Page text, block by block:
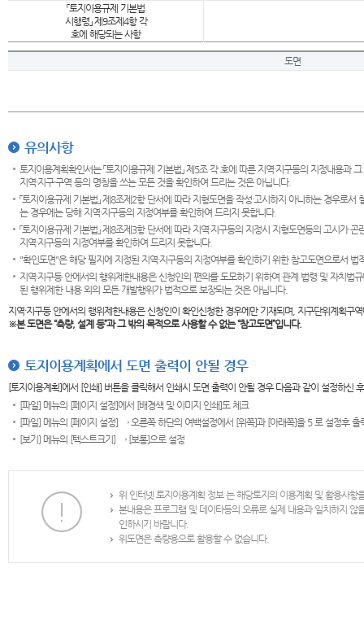
「토지이용규제 기본법
시행령」 제9조제4항 각
호에 해당되는 사항
도면
유의사항
토지이용계획확인서는 「토지이용규제 기본법」 제5조 각 호에 따른 지역·지구등의 지정내용
지역·지구·구역 등의 명칭을 쓰는 모든 것을 확인하여 드리는 것은 아닙니다.
「토지이용규제 기본법」 제8조제2항 단서에 따라 지형도면을 작성·고시하지 아니하는 경우로
는 경우에는 당해 지역·지구등의 지정여부를 확인하여 드리지 못합니다.
「토지이용규제 기본법」 제8조제3항 단서에 따라 지역·지구등의 지정시 지형도면등의 고시가
지역·지구등의 지정여부를 확인하여 드리지 못합니다.
"확인도면"은 해당 필지에 지정된 지역·지구등의 지정여부를 확인하기 위한 참고도면으로서
지역·지구등 안에서의 행위제한내용은 신청인의 편의를 도모하기 위하여 관계 법령 및 자치
된 행위제한 내용 외의 모든 개발행위가 법적으로 보장되는 것은 아닙니다.
지역·지구등 안에서의 행위제한내용은 신청인이 확인신청한 경우에만 기재되며, 지구단위계획
※본 도면은“측량, 설계 등”과 그 밖의 목적으로 사용할 수 없는 “참고도면”입니다.
토지이용계획에서 도면 출력이 안될 경우
[토지이용계획]에서 [인쇄] 버튼을 클릭해서 인쇄시 도면 출력이 안될 경우 다음과 같이 설정하신
[파일] 메뉴의 [페이지 설정]에서 [배경색 및 이미지 인쇄]도 체크
[파일] 메뉴의 [페이지 설정] → 오른쪽 하단의 여백설정에서 [위쪽]과 [아래쪽]을 5 로 설정후 출
[보기] 메뉴의 [텍스트크기] → [보통]으로 설정
위 인터넷 토지이용계획 정보 는 해당토지의 이용계획 및 활용사
본내용은 프로그램 및 데이타등의 오류로 실제 내용과 일치하지
인하시기 바랍니다.
위도면은 측량용으로 활용할 수 없습니다.